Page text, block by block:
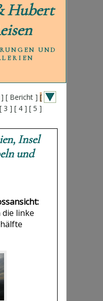
Hubert
UND
[ Bericht ] [
[ 3 ] [ 4 ] [ 5 ]
Insel
und
linke